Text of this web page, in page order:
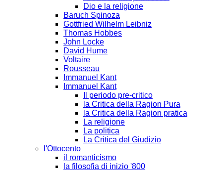
Dio e la religione
Baruch Spinoza
Gottfried Wilhelm Leibniz
Thomas Hobbes
John Locke
David Hume
Voltaire
Rousseau
Immanuel Kant
Immanuel Kant
Il periodo pre-critico
la Critica della Ragion Pura
la Critica della Ragion pratica
La religione
La politica
La Critica del Giudizio
l'Ottocento
il romanticismo
la filosofia di inizio '800